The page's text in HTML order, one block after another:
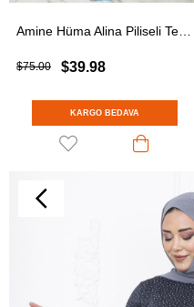
$39.98
$75.00
KARGO BEDAVA